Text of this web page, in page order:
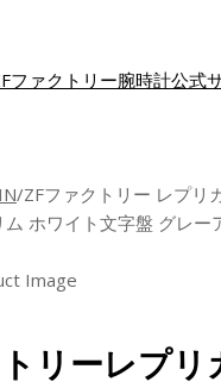
/ZFファクトリー レプリ
ホワイト文字盤 グレー
リーレプ